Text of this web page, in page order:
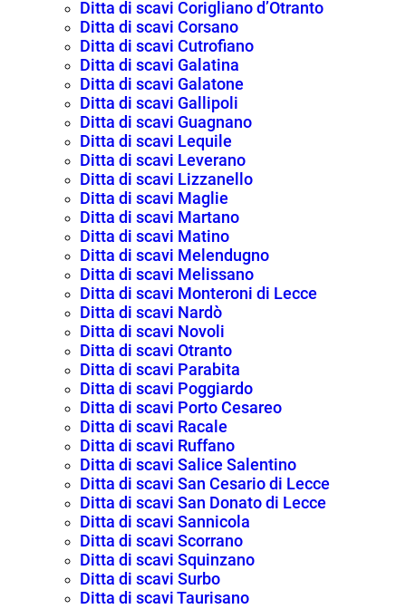
Ditta di scavi Corigliano d’Otranto
Ditta di scavi Corsano
Ditta di scavi Cutrofiano
Ditta di scavi Galatina
Ditta di scavi Galatone
Ditta di scavi Gallipoli
Ditta di scavi Guagnano
Ditta di scavi Lequile
Ditta di scavi Leverano
Ditta di scavi Lizzanello
Ditta di scavi Maglie
Ditta di scavi Martano
Ditta di scavi Matino
Ditta di scavi Melendugno
Ditta di scavi Melissano
Ditta di scavi Monteroni di Lecce
Ditta di scavi Nardò
Ditta di scavi Novoli
Ditta di scavi Otranto
Ditta di scavi Parabita
Ditta di scavi Poggiardo
Ditta di scavi Porto Cesareo
Ditta di scavi Racale
Ditta di scavi Ruffano
Ditta di scavi Salice Salentino
Ditta di scavi San Cesario di Lecce
Ditta di scavi San Donato di Lecce
Ditta di scavi Sannicola
Ditta di scavi Scorrano
Ditta di scavi Squinzano
Ditta di scavi Surbo
Ditta di scavi Taurisano